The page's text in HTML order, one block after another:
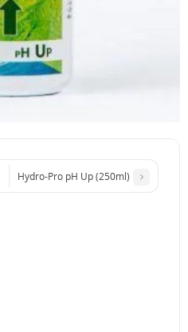
растений HOUSEPLANT ELIXIR (1L)
Hydro-Pro рН Up (250ml)